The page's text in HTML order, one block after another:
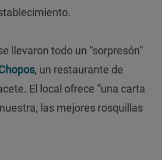
llevaron todo un “sorpresón”
, un restaurante de
El local ofrece “una carta
las mejores rosquillas